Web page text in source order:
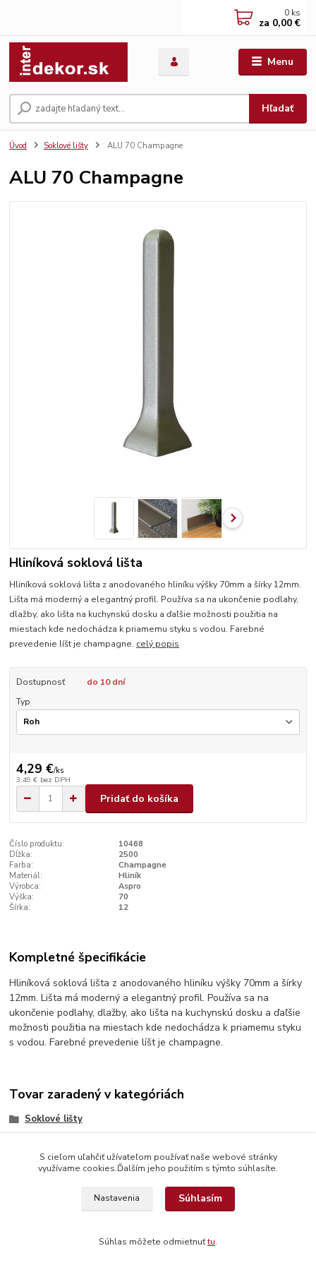
Menu
Hľadať
0 ks
za 0,00 €
Úvod Soklové lišty ALU 70 Champagne
ALU 70 Champagne
Hliníková soklová lišta
Hliníková soklová lišta z anodovaného hliníku výšky 70mm a šírky 12mm.
Lišta má moderný a elegantný profil. Používa sa na ukončenie podlahy,
dlažby, ako lišta na kuchynskú dosku a ďaľšie možnosti použitia na
miestach kde nedochádza k priamemu styku s vodou. Farebné
prevedenie líšt je champagne. celý popis
Dostupnosť
do 10 dní
Typ
4,29 €/ks
3,49 € bez DPH
Pridať do košíka
Číslo produktu:
10468
Dĺžka:
2500
Farba:
Champagne
Materiál:
Hliník
Výrobca:
Aspro
Výška:
70
Šírka:
12
Kompletné špecifikácie
Hliníková soklová lišta z anodovaného hliníku výšky 70mm a šírky
12mm. Lišta má moderný a elegantný profil. Používa sa na
ukončenie podlahy, dlažby, ako lišta na kuchynskú dosku a ďaľšie
možnosti použitia na miestach kde nedochádza k priamemu styku
s vodou. Farebné prevedenie líšt je champagne.
Tovar zaradený v kategóriách
Soklové lišty
© Copyright 2026 www.interdekor.sk, všetky práva vyhradené
S cieľom uľahčiť užívateľom používať naše webové stránky
využívame cookies.Ďalším jeho použitím s týmto súhlasíte.
Nastavenia Súhlasím
Súhlas môžete odmietnuťtu.